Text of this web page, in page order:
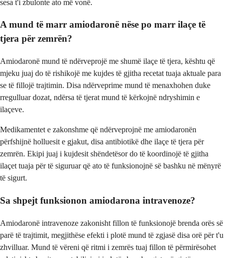
sesa t'i zbulonte ato më vonë.
A mund të marr amiodaronë nëse po marr ilaçe të
tjera për zemrën?
Amiodaronë mund të ndërveprojë me shumë ilaçe të tjera, kështu që
mjeku juaj do të rishikojë me kujdes të gjitha recetat tuaja aktuale para
se të fillojë trajtimin. Disa ndërveprime mund të menaxhohen duke
rregulluar dozat, ndërsa të tjerat mund të kërkojnë ndryshimin e
ilaçeve.
Medikamentet e zakonshme që ndërveprojnë me amiodaronën
përfshijnë holluesit e gjakut, disa antibiotikë dhe ilaçe të tjera për
zemrën. Ekipi juaj i kujdesit shëndetësor do të koordinojë të gjitha
ilaçet tuaja për të siguruar që ato të funksionojnë së bashku në mënyrë
të sigurt.
Sa shpejt funksionon amiodarona intravenoze?
Amiodaronë intravenoze zakonisht fillon të funksionojë brenda orës së
parë të trajtimit, megjithëse efekti i plotë mund të zgjasë disa orë për t'u
zhvilluar. Mund të vëreni që ritmi i zemrës tuaj fillon të përmirësohet